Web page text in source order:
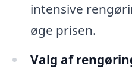
intensive
øge prisen.
Valg af